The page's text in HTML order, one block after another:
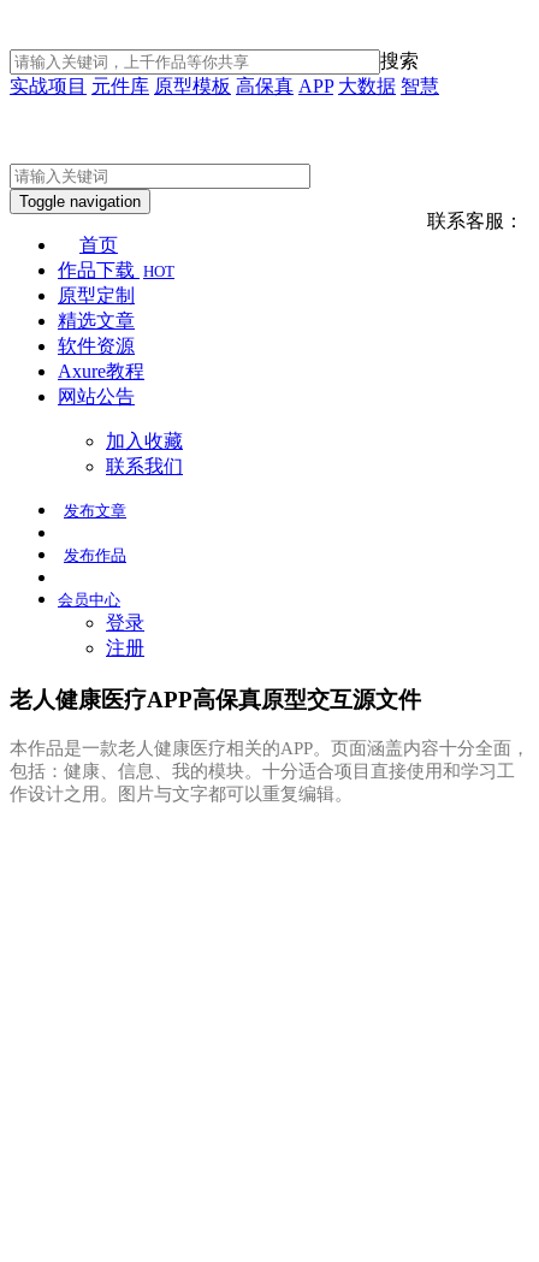
搜索
实战项目 元件库 原型模板 高保真 APP 大数据 智慧
联系客服：
Toggle navigation
首页
作品下载 HOT
原型定制
精选文章
软件资源
Axure教程
网站公告
加入收藏
联系我们
发布文章
发布作品
会员中心
登录
注册
老人健康医疗APP高保真原型交互源文件
本作品是一款老人健康医疗相关的APP。页面涵盖内容十分全面，
包括：健康、信息、我的模块。十分适合项目直接使用和学习工
作设计之用。图片与文字都可以重复编辑。